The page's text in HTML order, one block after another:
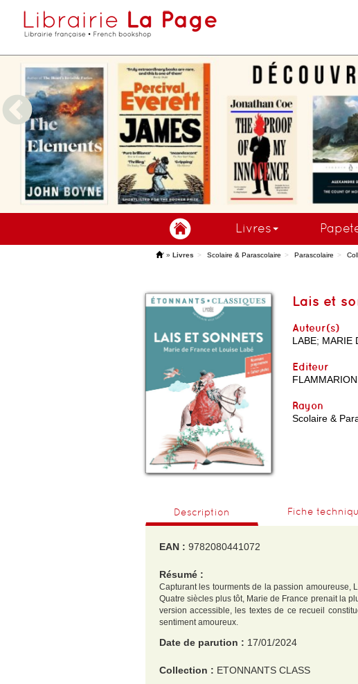
Livres
'» Livres Scolaire & Parascolaire Parascolaire
Lais et
Auteur(s)
LABE; MARIE
Editeur
FLAMMARION
Rayon
Scolaire &
Description Fiche
EAN : 9782080441072
Résumé :
Capturant les tourments de la passion
Quatre siècles plus tôt, Marie de France prenait la
version accessible, les textes de ce recueil
sentiment amoureux.
Date de parution : 17/01/2024
Collection : ETONNANTS CLASS